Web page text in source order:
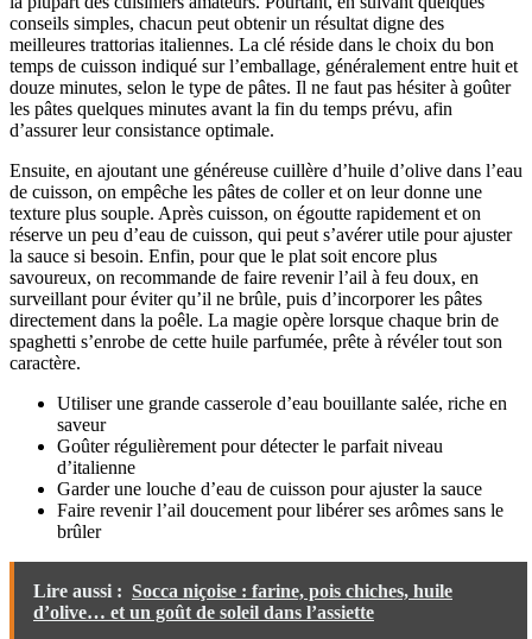
conseils simples, chacun peut obtenir un résultat digne des
meilleures trattorias italiennes. La clé réside dans le choix du bon
temps de cuisson indiqué sur l’emballage, généralement entre huit et
douze minutes, selon le type de pâtes. Il ne faut pas hésiter à goûter
les pâtes quelques minutes avant la fin du temps prévu, afin
d’assurer leur consistance optimale.
Ensuite, en ajoutant une généreuse cuillère d’huile d’olive dans l’eau
de cuisson, on empêche les pâtes de coller et on leur donne une
texture plus souple. Après cuisson, on égoutte rapidement et on
réserve un peu d’eau de cuisson, qui peut s’avérer utile pour ajuster
la sauce si besoin. Enfin, pour que le plat soit encore plus
savoureux, on recommande de faire revenir l’ail à feu doux, en
surveillant pour éviter qu’il ne brûle, puis d’incorporer les pâtes
directement dans la poêle. La magie opère lorsque chaque brin de
spaghetti s’enrobe de cette huile parfumée, prête à révéler tout son
caractère.
Utiliser une grande casserole d’eau bouillante salée, riche en
saveur
Goûter régulièrement pour détecter le parfait niveau
d’italienne
Garder une louche d’eau de cuisson pour ajuster la sauce
Faire revenir l’ail doucement pour libérer ses arômes sans le
brûler
Lire aussi : Socca niçoise : farine, pois chiches, huile
d’olive… et un goût de soleil dans l’assiette